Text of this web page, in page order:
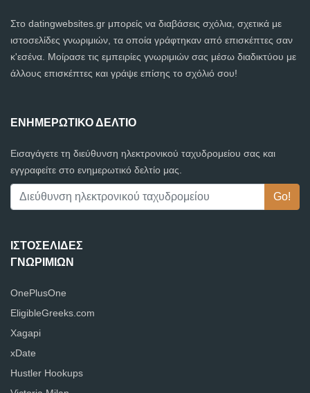
Στο datingwebsites.gr μπορείς να διαβάσεις σχόλια, σχετικά με
ιστοσελίδες γνωριμιών, τα οποία γράφτηκαν από επισκέπτες σαν
κ'εσένα. Μοίρασε τις εμπειρίες γνωριμιών σας μέσω διαδικτύου με
άλλους επισκέπτες και γράψε επίσης το σχόλιό σου!
ΕΝΗΜΕΡΩΤΙΚΌ ΔΕΛΤΊΟ
Εισαγάγετε τη διεύθυνση ηλεκτρονικού ταχυδρομείου σας και
εγγραφείτε στο ενημερωτικό δελτίο μας.
ΙΣΤΟΣΕΛΊΔΕΣ
ΓΝΩΡΙΜΙΏΝ
OnePlusOne
EligibleGreeks.com
Xagapi
xDate
Hustler Hookups